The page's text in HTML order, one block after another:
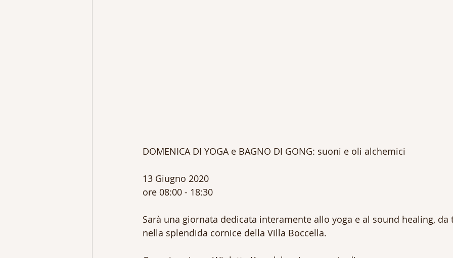
DOMENICA DI YOGA e BAGNO DI GONG: suoni e oli alchemici
13 Giugno 2020
ore 08:00 - 18:30
Sarà una giornata dedicata interamente allo yoga e al sound healing, da
nella splendida cornice della Villa Boccella.